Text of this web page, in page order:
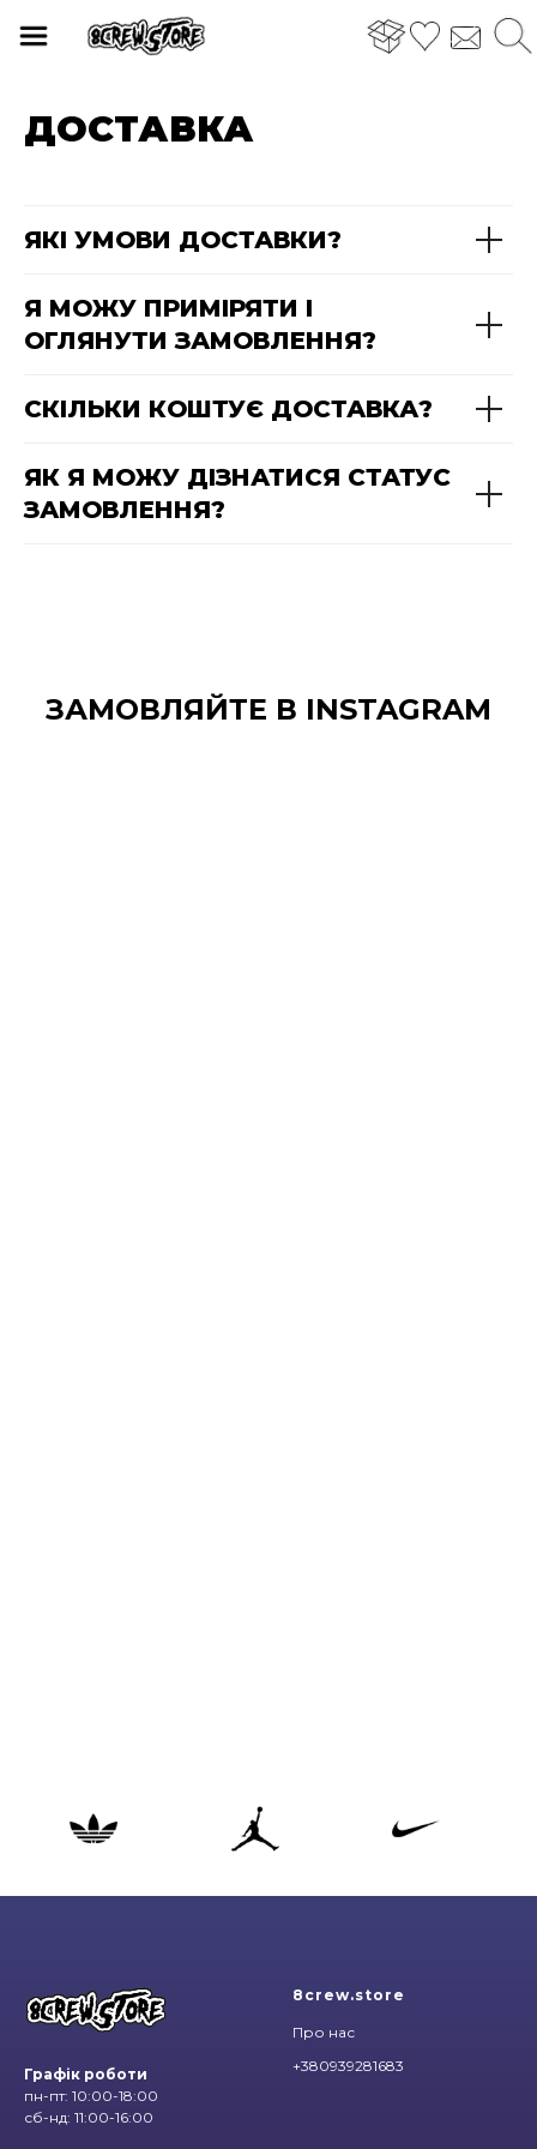
ДОСТАВКА
ЯКІ УМОВИ ДОСТАВКИ?
Я МОЖУ ПРИМІРЯТИ І
ОГЛЯНУТИ ЗАМОВЛЕННЯ?
СКІЛЬКИ КОШТУЄ ДОСТАВКА?
ЯК Я МОЖУ ДІЗНАТИСЯ СТАТУС
ЗАМОВЛЕННЯ?
ЗАМОВЛЯЙТЕ В INSTAGRAM
Графік роботи
пн-пт: 10:00-18:00
сб-нд: 11:00-16:00
8crew.store
Про нас
+380939281683